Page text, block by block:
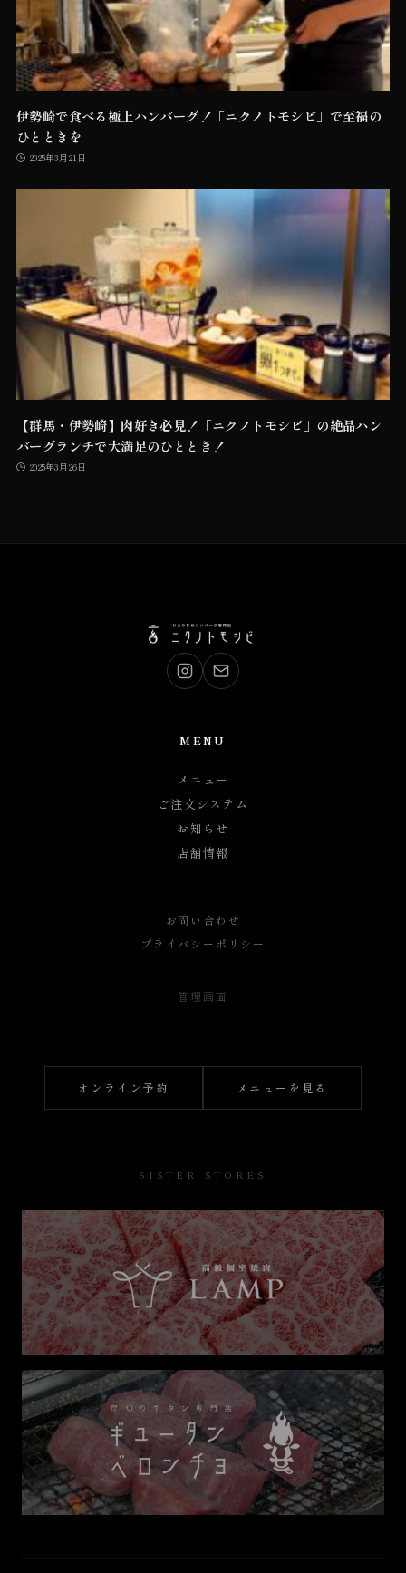
伊勢崎で食べる極上ハンバーグ！「ニクノトモシビ」で至福の
ひとときを
2025年3月21日
【群馬・伊勢崎】肉好き必見！「ニクノトモシビ」の絶品ハン
バーグランチで大満足のひととき！
2025年3月26日
MENU
メニュー
ご注文システム
お知らせ
店舗情報
お問い合わせ
プライバシーポリシー
管理画面
オンライン予約 メニューを見る
SISTER STORES